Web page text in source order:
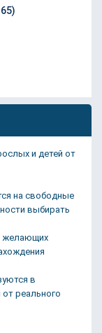
и детей от
на свободные
выбирать
желающих
в
реального